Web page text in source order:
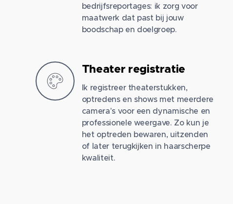
bedrijfsreportages: ik zorg voor
maatwerk dat past bij jouw
boodschap en doelgroep.
Theater registratie
Ik registreer theaterstukken,
optredens en shows met meerdere
camera's voor een dynamische en
professionele weergave. Zo kun je
het optreden bewaren, uitzenden
of later terugkijken in haarscherpe
kwaliteit.